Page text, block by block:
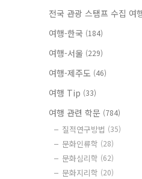
전국 관광 스탬프 수집 여
여행-한국 (184)
여행-서울 (229)
여행-제주도 (46)
여행 Tip (33)
여행 관련 학문 (784)
질적연구방법 (35)
문화인류학 (28)
문화심리학 (62)
문화지리학 (20)